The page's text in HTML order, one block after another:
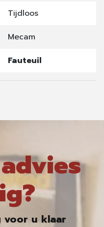
Tijdloos
Mecam
Fauteuil
voor u klaar